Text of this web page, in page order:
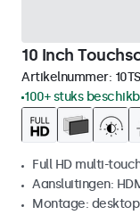
10 Inch
Artikelnummer:
100+ stuks
Full HD multi-
Aansluitingen:
Montage: